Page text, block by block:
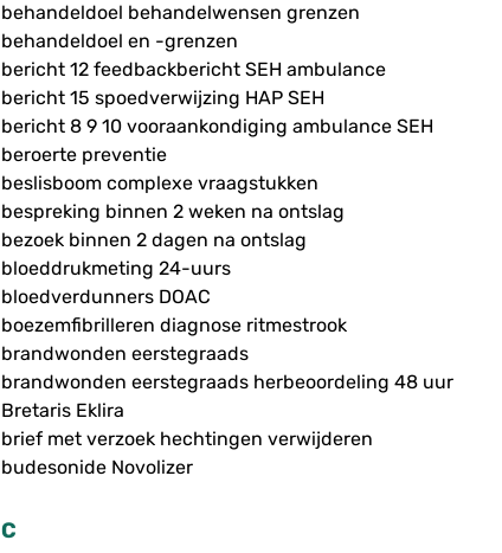
behandeldoel behandelwensen grenzen
behandeldoel en -grenzen
bericht 12 feedbackbericht SEH ambulance
bericht 15 spoedverwijzing HAP SEH
bericht 8 9 10 vooraankondiging ambulance SEH
beroerte preventie
beslisboom complexe vraagstukken
bespreking binnen 2 weken na ontslag
bezoek binnen 2 dagen na ontslag
bloeddrukmeting 24-uurs
bloedverdunners DOAC
boezemfibrilleren diagnose ritmestrook
brandwonden eerstegraads
brandwonden eerstegraads herbeoordeling 48 uur
Bretaris Eklira
brief met verzoek hechtingen verwijderen
budesonide Novolizer
C